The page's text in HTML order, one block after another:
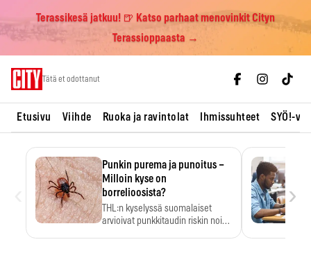
Terassikesä jatkuu! 🍺 Katso parhaat menovinkit Cityn
Terassioppaasta →
Tätä et odottanut
Etusivu Viihde Ruoka ja ravintolat Ihmissuhteet SYÖ!-
Punkin purema ja punoitus –
Milloin kyse on
borrelioosista?
THL:n kyselyssä suomalaiset
arvioivat punkkitaudin riskin noin
›